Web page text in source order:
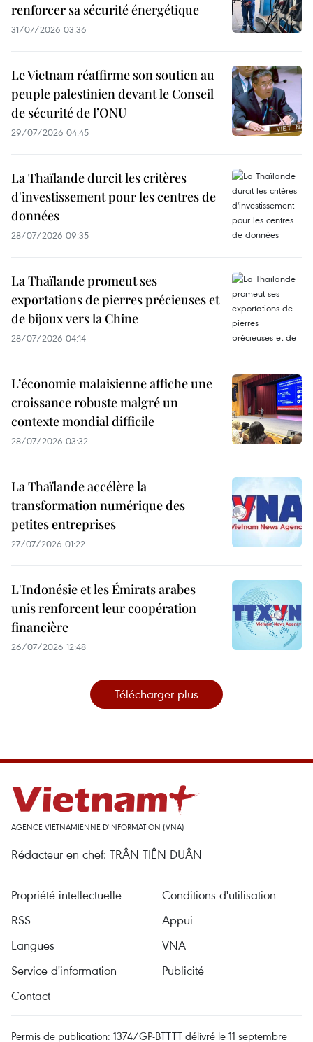
renforcer sa sécurité énergétique
31/07/2026 03:36
Le Vietnam réaffirme son soutien au
peuple palestinien devant le Conseil
de sécurité de l’ONU
29/07/2026 04:45
La Thaïlande durcit les critères
d'investissement pour les centres de
données
28/07/2026 09:35
La Thaïlande promeut ses
exportations de pierres précieuses et
de bijoux vers la Chine
28/07/2026 04:14
L’économie malaisienne affiche une
croissance robuste malgré un
contexte mondial difficile
28/07/2026 03:32
La Thaïlande accélère la
transformation numérique des
petites entreprises
27/07/2026 01:22
L'Indonésie et les Émirats arabes
unis renforcent leur coopération
financière
26/07/2026 12:48
Télécharger plus
AGENCE VIETNAMIENNE D'INFORMATION (VNA)
Rédacteur en chef: TRÂN TIÊN DUÂN
Propriété intellectuelle
Conditions d'utilisation
RSS
Appui
Langues
VNA
Service d'information
Publicité
Contact
Permis de publication: 1374/GP-BTTTT délivré le 11 septembre